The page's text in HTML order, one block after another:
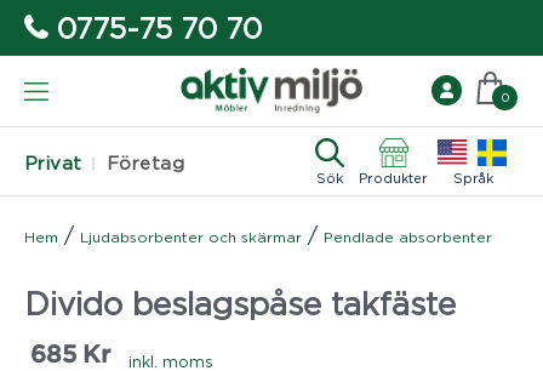
0775-75 70 70
Privat Företag
Sök Produkter Språk
0
Hem / Ljudabsorbenter och skärmar / Pendlade absorbenter
Divido beslagspåse takfäste
685 Kr inkl. moms